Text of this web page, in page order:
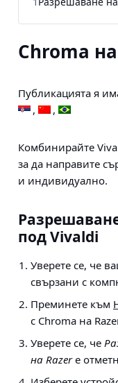
Chroma
Публикацията я
Комбинирайте
за да направите
и индивидуално.
под Vivaldi
Уверете се, че
свързани с
Преминете към
с Chroma на
Уверете се, че
на Razerе